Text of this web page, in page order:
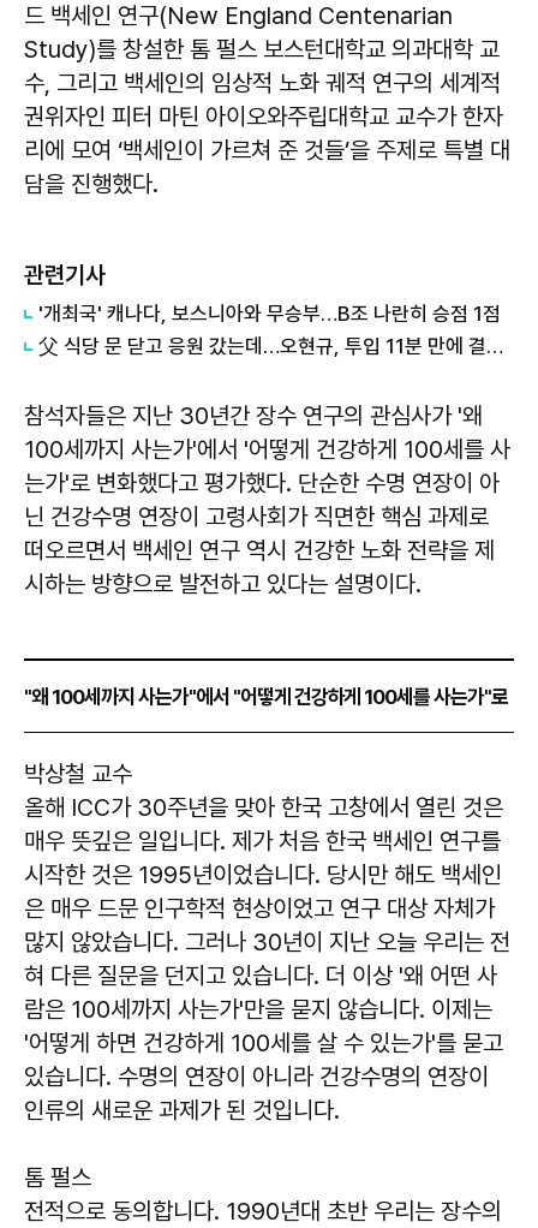
드 백세인 연구(New England Centenarian
Study)를 창설한 톰 펄스 보스턴대학교 의과대학 교
수, 그리고 백세인의 임상적 노화 궤적 연구의 세계적
권위자인 피터 마틴 아이오와주립대학교 교수가 한자
리에 모여 ‘백세인이 가르쳐 준 것들’을 주제로 특별 대
담을 진행했다.
관련기사
'개최국' 캐나다, 보스니아와 무승부…B조 나란히 승점 1점
父 식당 문 닫고 응원 갔는데…오현규, 투입 11분 만에 결승골
참석자들은 지난 30년간 장수 연구의 관심사가 '왜
100세까지 사는가'에서 '어떻게 건강하게 100세를 사
는가'로 변화했다고 평가했다. 단순한 수명 연장이 아
닌 건강수명 연장이 고령사회가 직면한 핵심 과제로
떠오르면서 백세인 연구 역시 건강한 노화 전략을 제
시하는 방향으로 발전하고 있다는 설명이다.
"왜 100세까지 사는가"에서 "어떻게 건강하게 100세를 사는가"로
박상철 교수
올해 ICC가 30주년을 맞아 한국 고창에서 열린 것은
매우 뜻깊은 일입니다. 제가 처음 한국 백세인 연구를
시작한 것은 1995년이었습니다. 당시만 해도 백세인
은 매우 드문 인구학적 현상이었고 연구 대상 자체가
많지 않았습니다. 그러나 30년이 지난 오늘 우리는 전
혀 다른 질문을 던지고 있습니다. 더 이상 '왜 어떤 사
람은 100세까지 사는가'만을 묻지 않습니다. 이제는
'어떻게 하면 건강하게 100세를 살 수 있는가'를 묻고
있습니다. 수명의 연장이 아니라 건강수명의 연장이
인류의 새로운 과제가 된 것입니다.
톰 펄스
전적으로 동의합니다. 1990년대 초반 우리는 장수의